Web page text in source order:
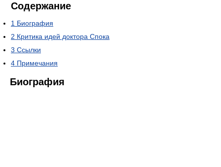
Содержание
1 Биография
2 Критика идей доктора Спока
3 Ссылки
4 Примечания
Биография